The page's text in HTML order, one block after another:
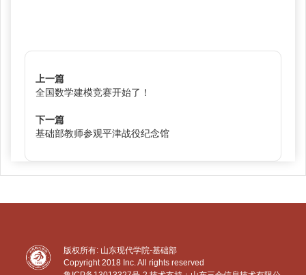
上一篇
全国数学建模竞赛开始了！
下一篇
基础部教师参观平津战役纪念馆
版权所有: 山东现代学院-基础部
Copyright 2018 Inc. All rights reserved